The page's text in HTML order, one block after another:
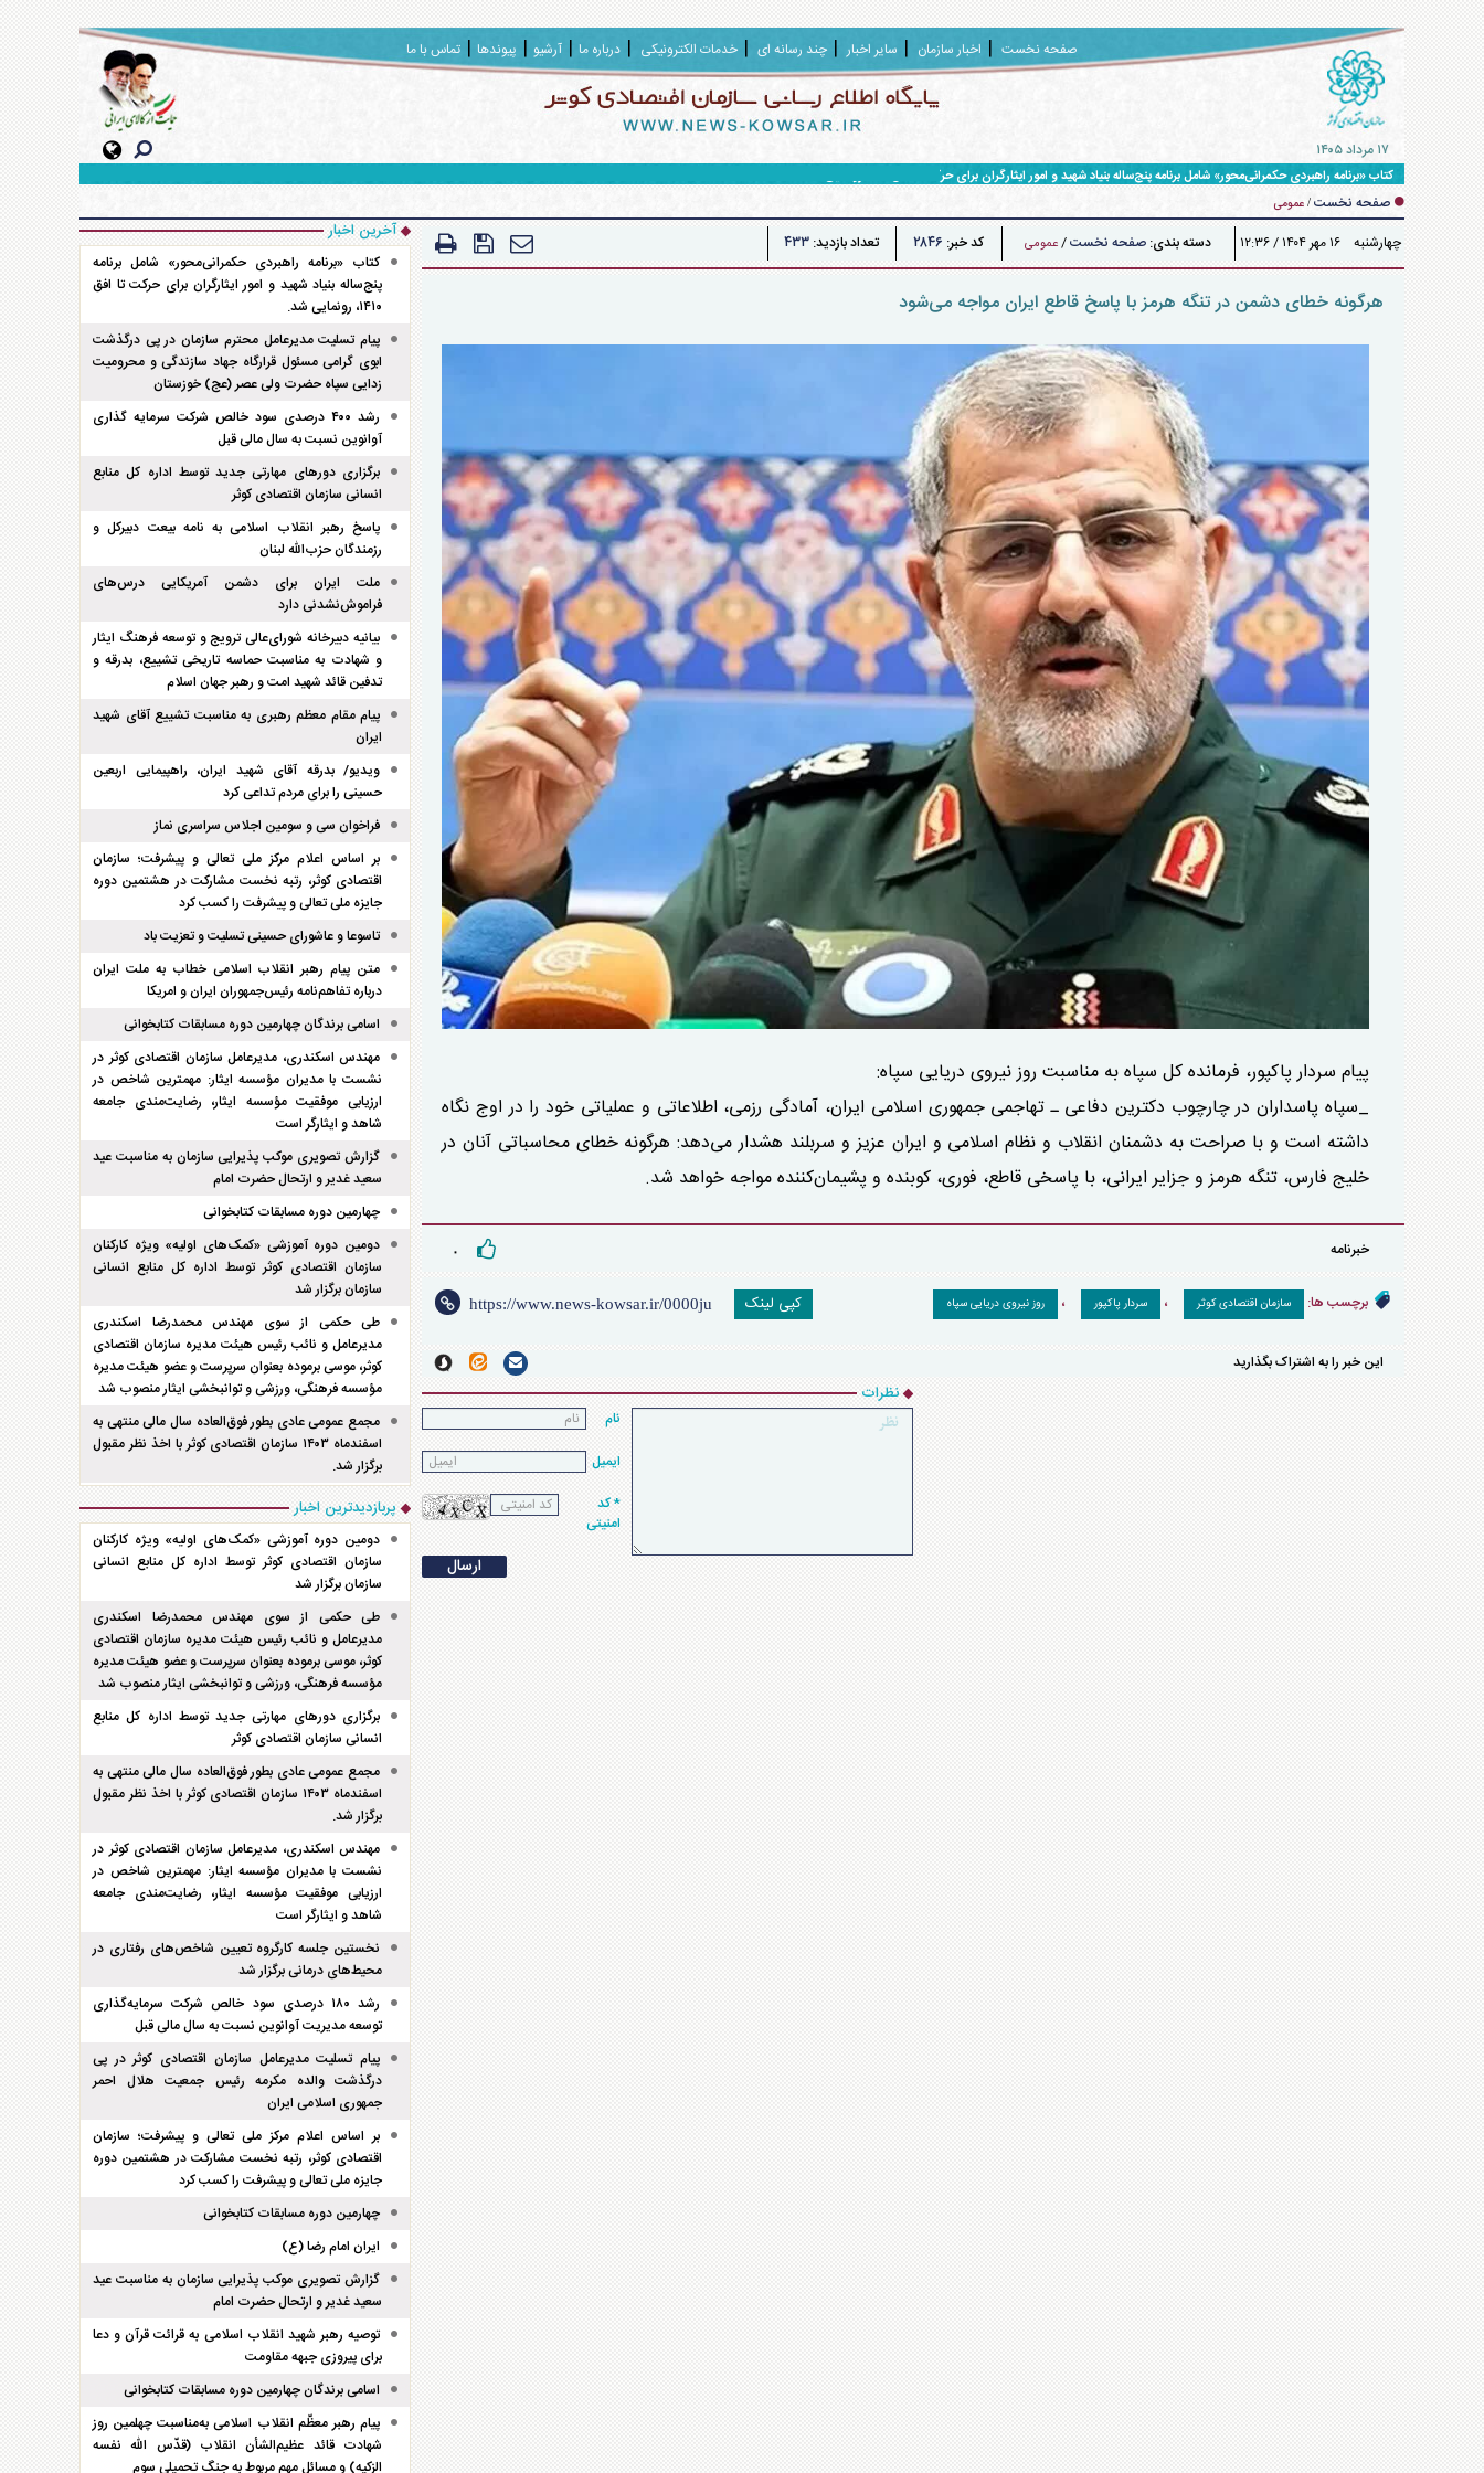
صفحه نخست اخبار سازمان سایر اخبار چند رسانه ای خدمات الکترونیکی درباره ما آرشیو پیوندها تماس با ما
۱۷ مرداد ۱۴۰۵
کتاب «برنامه راهبردی حکمرانی‌محور» شامل برنامه پنج‌ساله بنیاد شهید و امور ایثارگران برای حرکت تا افق ۱۴۱۰، رونمایی شد.
صفحه نخست / عمومی
چهارشنبه ۱۶ مهر ۱۴۰۴ / ۱۲:۳۶ دسته بندی: صفحه نخست/عمومی کد خبر: ۲۸۴۶ تعداد بازدید: ۴۳۳
هرگونه خطای دشمن در تنگه هرمز با پاسخ قاطع ایران مواجه می‌شود
پیام سردار پاکپور، فرمانده کل سپاه به مناسبت روز نیروی دریایی سپاه:
_سپاه پاسداران در چارچوب دکترین دفاعی ـ تهاجمی جمهوری اسلامی ایران، آمادگی رزمی، اطلاعاتی و عملیاتی خود را در اوج نگاه
داشته است و با صراحت به دشمنان انقلاب و نظام اسلامی و ایران عزیز و سربلند هشدار می‌دهد: هرگونه خطای محاسباتی آنان در
خلیج فارس، تنگه هرمز و جزایر ایرانی، با پاسخی قاطع، فوری، کوبنده و پشیمان‌کننده مواجه خواهد شد.
خبرنامه ۰
برچسب ها: سازمان اقتصادی کوثر ، سردار پاکپور ، روز نیروی دریایی سپاه کپی لینک
این خبر را به اشتراک بگذارید
نظرات
نام
ایمیل
* کد
امنیتی
آخرین اخبار
کتاب «برنامه راهبردی حکمرانی‌محور» شامل برنامه
پنج‌ساله بنیاد شهید و امور ایثارگران برای حرکت تا افق
۱۴۱۰، رونمایی شد.
پیام تسلیت مدیرعامل محترم سازمان در پی درگذشت
ابوی گرامی مسئول قرارگاه جهاد سازندگی و محرومیت
زدایی سپاه حضرت ولی عصر (عج) خوزستان
رشد ۴۰۰ درصدی سود خالص شرکت سرمایه گذاری
آوانوین نسبت به سال مالی قبل
برگزاری دور‌های مهارتی جدید توسط اداره کل منابع
انسانی سازمان اقتصادی کوثر
پاسخ رهبر انقلاب اسلامی به نامه بیعت دبیرکل و
رزمندگان حزب‌الله لبنان
ملت ایران برای دشمن آمریکایی درس‌های
فراموش‌نشدنی دارد
بیانیه دبیرخانه شورای‌عالی ترویج و توسعه فرهنگ ایثار
و شهادت به مناسبت حماسه تاریخی تشییع، بدرقه و
تدفین قائد شهید امت و رهبر جهان اسلام
پیام مقام معظم رهبری به مناسبت تشییع آقای شهید
ایران
ویدیو/ بدرقه آقای شهید ایران، راهپیمایی اربعین
حسینی را برای مردم تداعی کرد
فراخوان سی و سومین اجلاس سراسری نماز
بر اساس اعلام مرکز ملی تعالی و پیشرفت؛ سازمان
اقتصادی کوثر، رتبه نخست مشارکت در هشتمین دوره
جایزه ملی تعالی و پیشرفت را کسب کرد
تاسوعا و عاشورای حسینی تسلیت و تعزیت باد
متن پیام رهبر انقلاب اسلامی خطاب به ملت ایران
درباره تفاهم‌نامه رئیس‌جمهوران ایران و امریکا
اسامی برندگان چهارمین دوره مسابقات کتابخوانی
مهندس اسکندری، مدیرعامل سازمان اقتصادی کوثر در
نشست با مدیران مؤسسه ایثار: مهمترین شاخص در
ارزیابی موفقیت مؤسسه ایثار، رضایت‌مندی جامعه
شاهد و ایثارگر است
گزارش تصویری موکب پذیرایی سازمان به مناسبت عید
سعید غدیر و ارتحال حضرت امام
چهارمین دوره مسابقات کتابخوانی
دومین دوره آموزشی «کمک‌های اولیه» ویژه کارکنان
سازمان اقتصادی کوثر توسط اداره کل منابع انسانی
سازمان برگزار شد
طی حکمی از سوی مهندس محمدرضا اسکندری
مدیرعامل و نائب رئیس هیئت مدیره سازمان اقتصادی
کوثر، موسی برموده بعنوان سرپرست و عضو هیئت مدیره
مؤسسه فرهنگی، ورزشی و توانبخشی ایثار منصوب شد
مجمع عمومی عادی بطور فوق‌العاده سال مالی منتهی به
اسفند‌ماه ۱۴۰۳ سازمان اقتصادی کوثر با اخذ نظر مقبول
برگزار شد.
پربازدیدترین اخبار
دومین دوره آموزشی «کمک‌های اولیه» ویژه کارکنان
سازمان اقتصادی کوثر توسط اداره کل منابع انسانی
سازمان برگزار شد
طی حکمی از سوی مهندس محمدرضا اسکندری
مدیرعامل و نائب رئیس هیئت مدیره سازمان اقتصادی
کوثر، موسی برموده بعنوان سرپرست و عضو هیئت مدیره
مؤسسه فرهنگی، ورزشی و توانبخشی ایثار منصوب شد
برگزاری دور‌های مهارتی جدید توسط اداره کل منابع
انسانی سازمان اقتصادی کوثر
مجمع عمومی عادی بطور فوق‌العاده سال مالی منتهی به
اسفند‌ماه ۱۴۰۳ سازمان اقتصادی کوثر با اخذ نظر مقبول
برگزار شد.
مهندس اسکندری، مدیرعامل سازمان اقتصادی کوثر در
نشست با مدیران مؤسسه ایثار: مهمترین شاخص در
ارزیابی موفقیت مؤسسه ایثار، رضایت‌مندی جامعه
شاهد و ایثارگر است
نخستین جلسه کارگروه تعیین شاخص‌های رفتاری در
محیط‌های درمانی برگزار شد
رشد ۱۸۰ درصدی سود خالص شرکت سرمایه‌گذاری
توسعه مدیریت آوانوین نسبت به سال مالی قبل
پیام تسلیت مدیرعامل سازمان اقتصادی کوثر در پی
درگذشت والده مکرمه رئیس جمعیت هلال احمر
جمهوری اسلامی ایران
بر اساس اعلام مرکز ملی تعالی و پیشرفت؛ سازمان
اقتصادی کوثر، رتبه نخست مشارکت در هشتمین دوره
جایزه ملی تعالی و پیشرفت را کسب کرد
چهارمین دوره مسابقات کتابخوانی
ایران امام رضا (ع)
گزارش تصویری موکب پذیرایی سازمان به مناسبت عید
سعید غدیر و ارتحال حضرت امام
توصیه رهبر شهید انقلاب اسلامی به قرائت قرآن و دعا
برای پیروزی جبهه مقاومت
اسامی برندگان چهارمین دوره مسابقات کتابخوانی
پیام رهبر معظّم انقلاب اسلامی به‌مناسبت چهلمین روز
شهادت قائد عظیم‌الشأن انقلاب (قدّس الله نفسه
الزکیه) و مسائل مهم مربوط به جنگ تحمیلی سوم